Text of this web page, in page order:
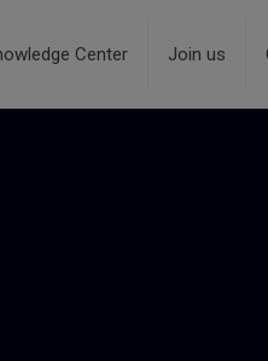
Center Join us